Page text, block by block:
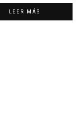
LEER MÁS